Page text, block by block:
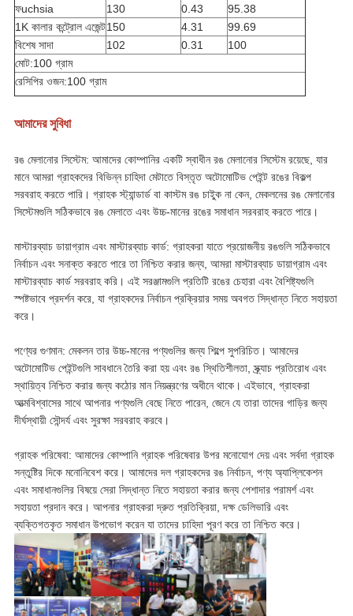
ফuchsia
130 0.43
95.38
1K কালার কন্ট্রোল এজেন্ট150 4.31
99.69
বিশেষ সাদা
102 0.31
100
মোট:100 গ্রাম
রেসিপির ওজন:100 গ্রাম
আমাদের সুবিধা
রঙ মেলানোর সিস্টেম: আমাদের কোম্পানির একটি স্বাধীন রঙ মেলানোর সিস্টেম রয়েছে, যার
মানে আমরা গ্রাহকদের বিভিন্ন চাহিদা মেটাতে বিস্তৃত অটোমোটিভ পেইন্ট রঙের বিকল্প
সরবরাহ করতে পারি। গ্রাহক স্ট্যান্ডার্ড বা কাস্টম রঙ চাইুক না কেন, মেকলনের রঙ মেলানোর
সিস্টেমগুলি সঠিকভাবে রঙ মেলাতে এবং উচ্চ-মানের রঙের সমাধান সরবরাহ করতে পারে।
মাস্টারব্যাচ ডায়াগ্রাম এবং মাস্টারব্যাচ কার্ড: গ্রাহকরা যাতে প্রয়োজনীয় রঙগুলি সঠিকভাবে
নির্বাচন এবং সনাক্ত করতে পারে তা নিশ্চিত করার জন্য, আমরা মাস্টারব্যাচ ডায়াগ্রাম এবং
মাস্টারব্যাচ কার্ড সরবরাহ করি। এই সরঞ্জামগুলি প্রতিটি রঙের চেহারা এবং বৈশিষ্ট্যগুলি
স্পষ্টভাবে প্রদর্শন করে, যা গ্রাহকদের নির্বাচন প্রক্রিয়ার সময় অবগত সিদ্ধান্ত নিতে সহায়তা
করে।
পণ্যের গুণমান: মেকলন তার উচ্চ-মানের পণ্যগুলির জন্য শিল্পে সুপরিচিত। আমাদের
অটোমোটিভ পেইন্টগুলি সাবধানে তৈরি করা হয় এবং রঙ স্থিতিশীলতা, স্ক্র্যাচ প্রতিরোধ এবং
স্থায়িত্ব নিশ্চিত করার জন্য কঠোর মান নিয়ন্ত্রণের অধীনে থাকে। এইভাবে, গ্রাহকরা
আত্মবিশ্বাসের সাথে আপনার পণ্যগুলি বেছে নিতে পারেন, জেনে যে তারা তাদের গাড়ির জন্য
দীর্ঘস্থায়ী সৌন্দর্য এবং সুরক্ষা সরবরাহ করবে।
গ্রাহক পরিষেবা: আমাদের কোম্পানি গ্রাহক পরিষেবার উপর মনোযোগ দেয় এবং সর্বদা গ্রাহক
সন্তুষ্টির দিকে মনোনিবেশ করে। আমাদের দল গ্রাহকদের রঙ নির্বাচন, পণ্য অ্যাপ্লিকেশন
এবং সমাধানগুলির বিষয়ে সেরা সিদ্ধান্ত নিতে সহায়তা করার জন্য পেশাদার পরামর্শ এবং
সহায়তা প্রদান করে। আপনার গ্রাহকরা দ্রুত প্রতিক্রিয়া, দক্ষ ডেলিভারি এবং
ব্যক্তিগতকৃত সমাধান উপভোগ করেন যা তাদের চাহিদা পূরণ করে তা নিশ্চিত করে।